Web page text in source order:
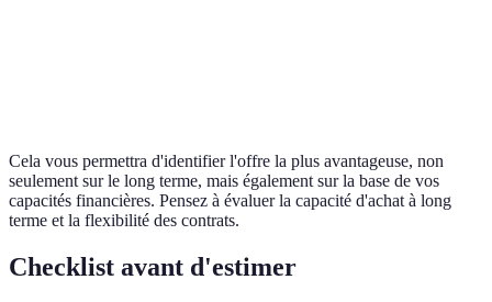
Cela vous permettra d'identifier l'offre la plus avantageuse, non
seulement sur le long terme, mais également sur la base de vos
capacités financières. Pensez à évaluer la capacité d'achat à long
terme et la flexibilité des contrats.
Checklist avant d'estimer